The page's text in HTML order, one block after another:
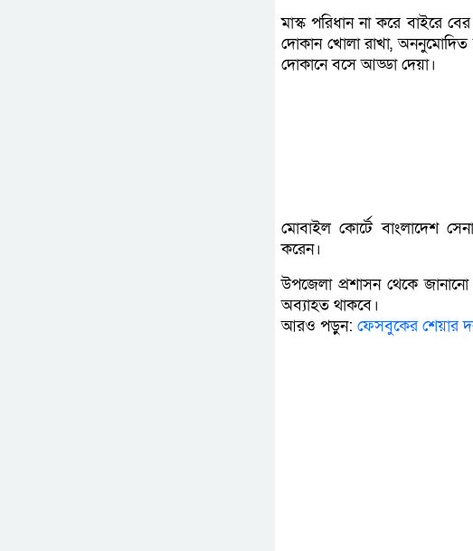
মাস্ক পরিধান না করে বাইরে
দোকান খোলা রাখা, অননুমোদিত
দোকানে বসে আড্ডা দেয়া।
মোবাইল কোর্টে বাংলাদেশ
করেন।
উপজেলা প্রশাসন থেকে জানানো
অব্যাহত থাকবে।
আরও পড়ুন: ফেসবুকের শেয়ার